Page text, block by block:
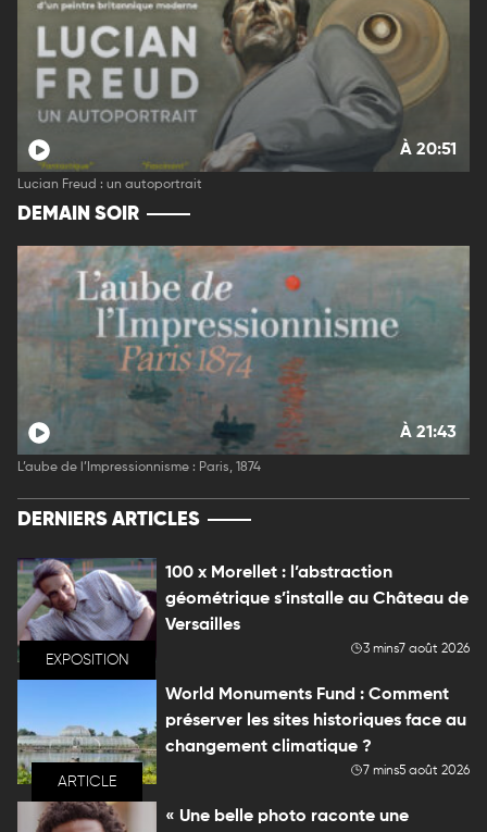
À 20:51
Lucian Freud : un autoportrait
DEMAIN SOIR
À 21:43
L’aube de l’Impressionnisme : Paris, 1874
DERNIERS ARTICLES
EXPOSITION
100 x Morellet : l’abstraction
géométrique s’installe au Château de
Versailles
3 mins7 août 2026
ARTICLE
World Monuments Fund : Comment
préserver les sites historiques face au
changement climatique ?
7 mins5 août 2026
« Une belle photo raconte une